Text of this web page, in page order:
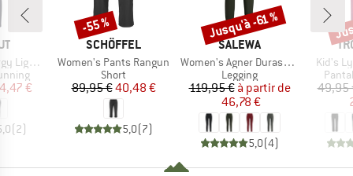
Tights
réduit
€
(2)
MARQUE
SCHÖFFEL
Article
Women's Pants Rangun
Product group
Short
Prix
89,95 €Prix réduit
40,48 €
5,0(7)
Remise
-55 %
MARQUE
SALEWA
Article
Women's Agner Durastretch Tights
Product group
Legging
Prix
119,95 € Prix réduit
à partir de
46,78 €
5,0(4)
Remise
Jusqu'à -61 %
Article
Kid's
49,95